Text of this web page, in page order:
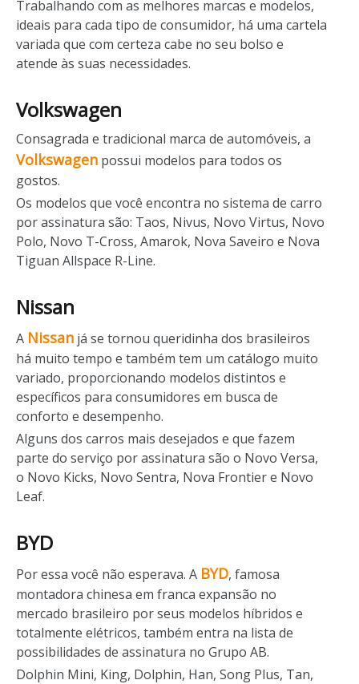
Trabalhando com as melhores marcas e modelos,
ideais para cada tipo de consumidor, há uma cartela
variada que com certeza cabe no seu bolso e
atende às suas necessidades.
Volkswagen
Consagrada e tradicional marca de automóveis, a
Volkswagen possui modelos para todos os
gostos.
Os modelos que você encontra no sistema de carro
por assinatura são: Taos, Nivus, Novo Virtus, Novo
Polo, Novo T-Cross, Amarok, Nova Saveiro e Nova
Tiguan Allspace R-Line.
Nissan
A Nissan já se tornou queridinha dos brasileiros
há muito tempo e também tem um catálogo muito
variado, proporcionando modelos distintos e
específicos para consumidores em busca de
conforto e desempenho.
Alguns dos carros mais desejados e que fazem
parte do serviço por assinatura são o Novo Versa,
o Novo Kicks, Novo Sentra, Nova Frontier e Novo
Leaf.
BYD
Por essa você não esperava. A BYD, famosa
montadora chinesa em franca expansão no
mercado brasileiro por seus modelos híbridos e
totalmente elétricos, também entra na lista de
possibilidades de assinatura no Grupo AB.
Dolphin Mini, King, Dolphin, Han, Song Plus, Tan,